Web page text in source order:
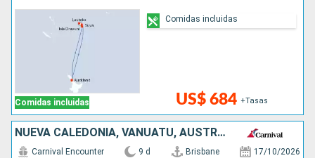
Comidas incluidas US$ 684 +Tasas
Comidas incluidas
NUEVA CALEDONIA, VANUATU, AUSTRALIA
Carnival Encounter 9 d Brisbane 17/10/2026